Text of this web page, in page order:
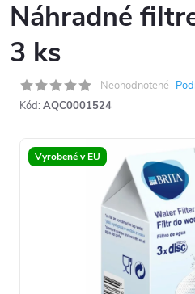
Náhradné
3 ks
Neohodnotené
Kód: AQC0001524
Vyrobené v EU